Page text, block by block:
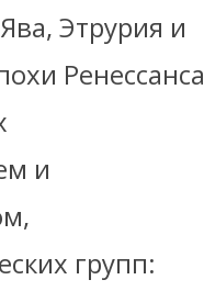
Этрурия и
Ренессанса
и
групп: